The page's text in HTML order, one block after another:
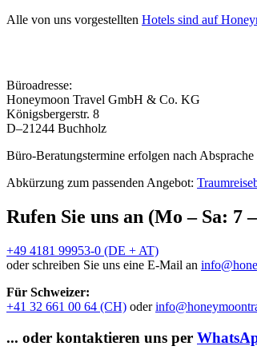
Alle von uns vorgestellten Hotels sind auf
Büroadresse:
Honeymoon Travel GmbH & Co. KG
Königsbergerstr. 8
D–21244 Buchholz
Büro-Beratungstermine erfolgen nach
Abkürzung zum passenden Angebot:
Rufen Sie uns an (Mo – Sa: 7
+49 4181 99953-0 (DE + AT)
oder schreiben Sie uns eine E-Mail an
Für Schweizer:
+41 32 661 00 64 (CH) oder
... oder kontaktieren uns per